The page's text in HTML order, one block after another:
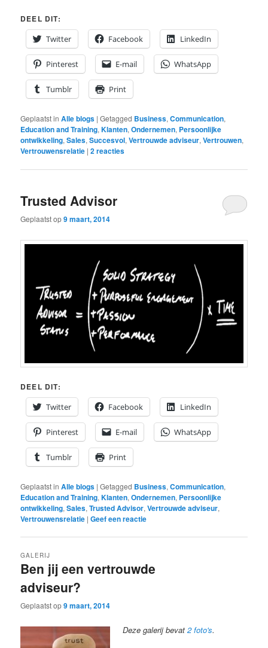
DEEL DIT:
Twitter
Facebook LinkedIn
Pinterest E-mail WhatsApp
Tumblr Print
Geplaatst in Alle blogs |Getagged Business,Communication,
Education and Training,Klanten,Ondernemen, Persoonlijke
ontwikkeling,Sales,Succesvol,Vertrouwde adviseur,Vertrouwen,
Vertrouwensrelatie |2reacties
Trusted Advisor
Geplaatst op9 maart, 2014
DEEL DIT:
Twitter
Facebook LinkedIn
Pinterest E-mail WhatsApp
Tumblr Print
Geplaatst in Alle blogs |Getagged Business,Communication,
Education and Training,Klanten,Ondernemen, Persoonlijke
ontwikkeling,Sales,Trusted Advisor,Vertrouwde adviseur,
Vertrouwensrelatie |Geef een reactie
Ben jij een vertrouwde
adviseur?
GALERIJ
Geplaatst op9 maart, 2014
Deze galerij bevat2 foto's.